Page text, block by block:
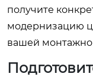
получите
модернизацию
вашей